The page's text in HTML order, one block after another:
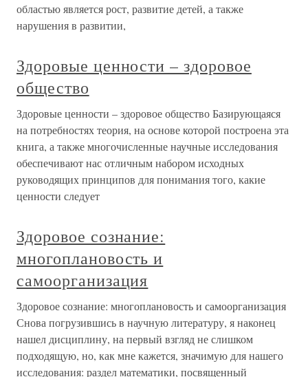
областью является рост, развитие детей, а также
нарушения в развитии,
Здоровые ценности – здоровое
общество
Здоровые ценности – здоровое общество Базирующаяся
на потребностях теория, на основе которой построена эта
книга, а также многочисленные научные исследования
обеспечивают нас отличным набором исходных
руководящих принципов для понимания того, какие
ценности следует
Здоровое сознание:
многоплановость и
самоорганизация
Здоровое сознание: многоплановость и самоорганизация
Снова погрузившись в научную литературу, я наконец
нашел дисциплину, на первый взгляд не слишком
подходящую, но, как мне кажется, значимую для нашего
исследования: раздел математики, посвященный